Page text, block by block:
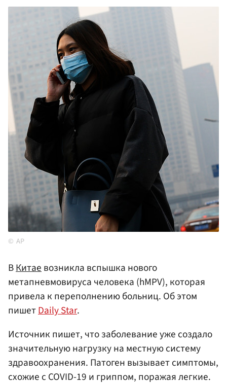
AP
ВКитаевозникла вспышка нового
метапневмовируса человека (hMPV), которая
привела к переполнению больниц. Об этом
пишетDaily Star.
Источник пишет, что заболевание уже создало
значительную нагрузку на местную систему
здравоохранения. Патоген вызывает симптомы,
схожие с COVID-19 и гриппом, поражая легкие.